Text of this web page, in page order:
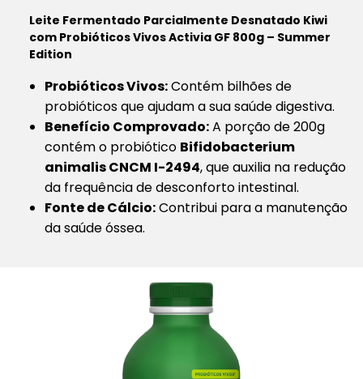
Leite Fermentado Parcialmente Desnatado Kiwi
com Probióticos Vivos Activia GF 800g – Summer
Edition
Probióticos Vivos:Contém bilhões de
probióticos que ajudam a sua saúde digestiva.
Benefício Comprovado:A porção de 200g
contém o probiótico Bifidobacterium
animalis CNCM I-2494, que auxilia na redução
da frequência de desconforto intestinal.
Fonte de Cálcio:Contribui para a manutenção
da saúde óssea.